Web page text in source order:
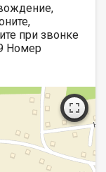
при звонке
Номер